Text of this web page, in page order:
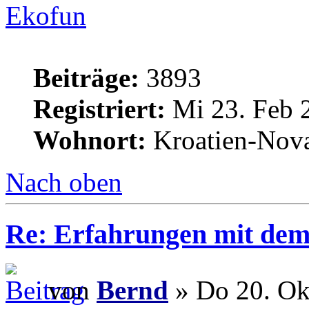
Ekofun
Beiträge: 3893
Registriert: Mi 23. Feb
Wohnort: Kroatien-
Nach oben
Re: Erfahrungen mit
von Bernd » Do 20.